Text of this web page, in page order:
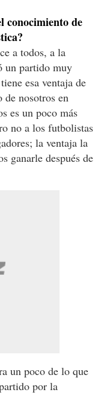
conocimiento de
a todos, a la
un partido muy
esa ventaja de
de nosotros en
es un poco más
no a los futbolistas
la ventaja la
ganarle después de
un poco de lo que
por la